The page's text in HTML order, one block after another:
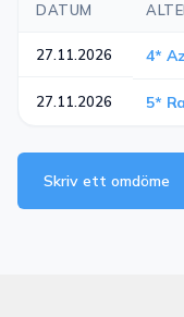
DATUM
27.11.2026 4*
27.11.2026 5*
Skriv ett omdöme